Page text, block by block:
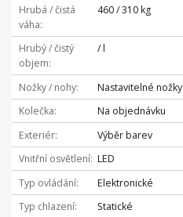
Hrubá / čistá
váha
460 / 310 kg
Hrubý / čistý
objem
/ l
Nožky / nohy
Nastavitelné nožky
Kolečka
Na objednávku
Exteriér
Výběr barev
Vnitřní osvětlení LED
Typ ovládání
Elektronické
Typ chlazení
Statické